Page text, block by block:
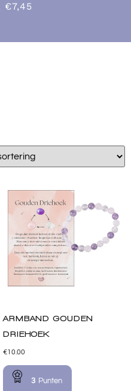
€7,45
ARMBAND GOUDEN
DRIEHOEK
€10.00
3 Punten